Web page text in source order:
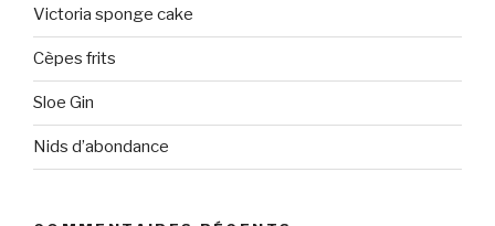
Victoria sponge cake
Cèpes frits
Sloe Gin
Nids d’abondance